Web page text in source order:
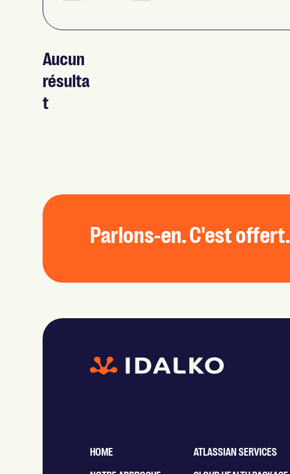
Aucun
résulta
t
Parlons-en. C'est offert.
HOME
ATLASSIAN SERVICES